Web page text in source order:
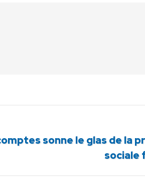
sonne le glas de la
sociale